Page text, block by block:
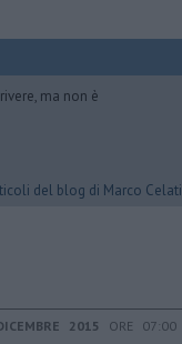
ma non è
del blog di Marco Celati
2015 ORE 07:00